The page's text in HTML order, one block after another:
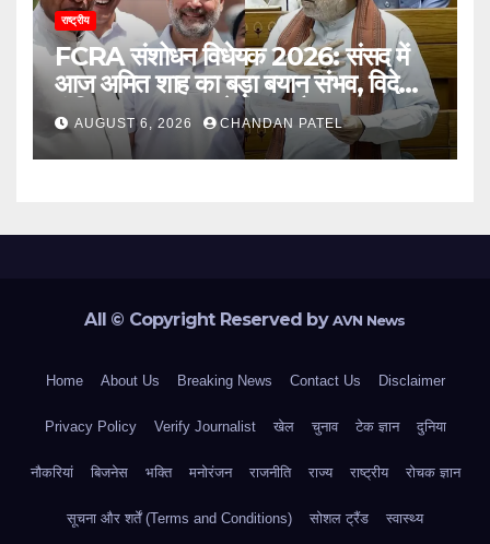
राष्ट्रीय
FCRA संशोधन विधेयक 2026: संसद में
आज अमित शाह का बड़ा बयान संभव, विदेशी
फंडिंग पर सरकार करेगी बड़ा फैसला
AUGUST 6, 2026 CHANDAN PATEL
All © Copyright Reserved byAVN News
Home About Us Breaking News Contact Us Disclaimer
Privacy Policy Verify Journalist खेल चुनाव टेक ज्ञान दुनिया
नौकरियां बिजनेस भक्ति मनोरंजन राजनीति राज्य राष्ट्रीय रोचक ज्ञान
सूचना और शर्तें (Terms and Conditions) सोशल ट्रैंड स्वास्थ्य